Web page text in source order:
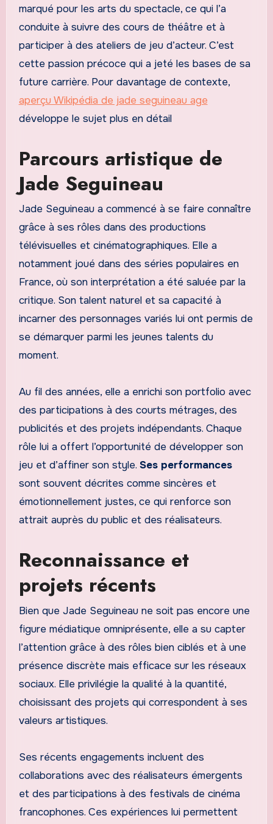
marqué pour les arts du spectacle, ce qui l’a
conduite à suivre des cours de théâtre et à
participer à des ateliers de jeu d’acteur. C’est
cette passion précoce qui a jeté les bases de sa
future carrière. Pour davantage de contexte,
aperçu Wikipédia de jade seguineau age
développe le sujet plus en détail
Parcours artistique de
Jade Seguineau
Jade Seguineau a commencé à se faire connaître
grâce à ses rôles dans des productions
télévisuelles et cinématographiques. Elle a
notamment joué dans des séries populaires en
France, où son interprétation a été saluée par la
critique. Son talent naturel et sa capacité à
incarner des personnages variés lui ont permis de
se démarquer parmi les jeunes talents du
moment.
Au fil des années, elle a enrichi son portfolio avec
des participations à des courts métrages, des
publicités et des projets indépendants. Chaque
rôle lui a offert l’opportunité de développer son
jeu et d’affiner son style. Ses performances
sont souvent décrites comme sincères et
émotionnellement justes, ce qui renforce son
attrait auprès du public et des réalisateurs.
Reconnaissance et
projets récents
Bien que Jade Seguineau ne soit pas encore une
figure médiatique omniprésente, elle a su capter
l’attention grâce à des rôles bien ciblés et à une
présence discrète mais efficace sur les réseaux
sociaux. Elle privilégie la qualité à la quantité,
choisissant des projets qui correspondent à ses
valeurs artistiques.
Ses récents engagements incluent des
collaborations avec des réalisateurs émergents
et des participations à des festivals de cinéma
francophones. Ces expériences lui permettent